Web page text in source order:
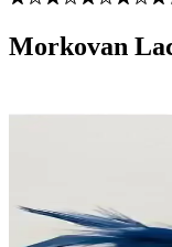
Morkovan